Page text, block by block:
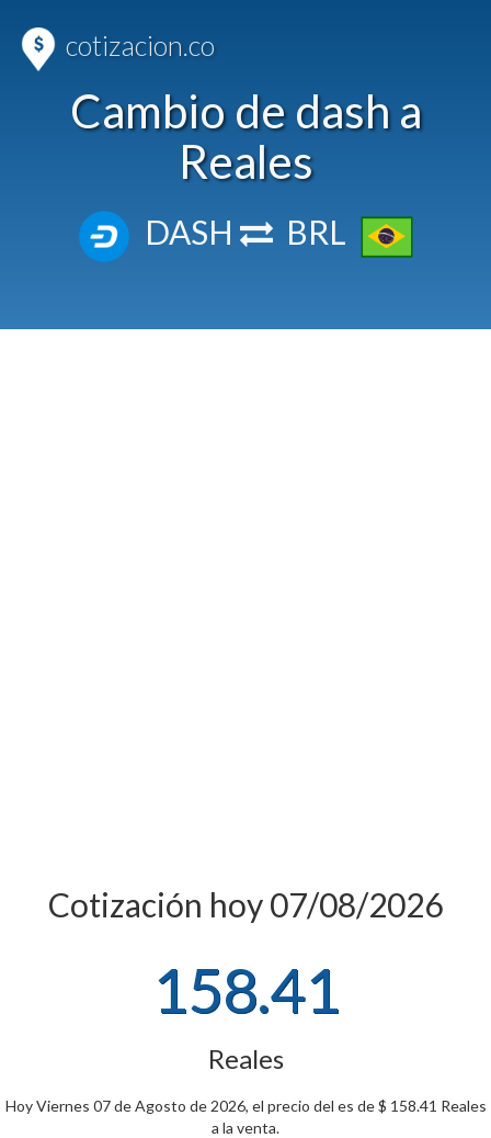
cotizacion.co
Cambio de dash a
Reales
DASH BRL
Cotización hoy 07/08/2026
158.41
Reales
Hoy Viernes 07 de Agosto de 2026, el precio del es de $ 158.41 Reales
a la venta.